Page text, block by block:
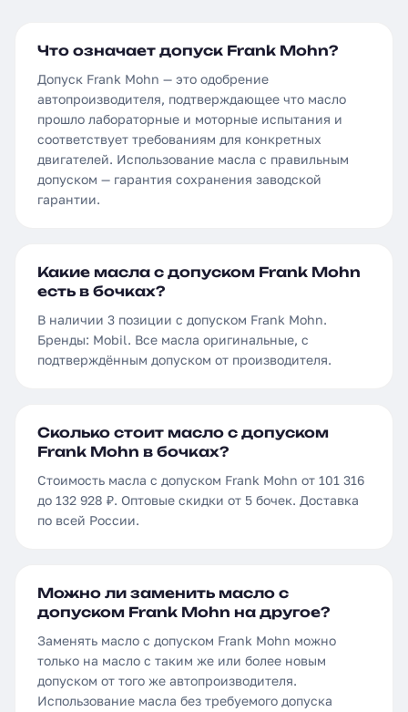
Что означает допуск Frank Mohn?
Допуск Frank Mohn — это одобрение
автопроизводителя, подтверждающее что масло
прошло лабораторные и моторные испытания и
соответствует требованиям для конкретных
двигателей. Использование масла с правильным
допуском — гарантия сохранения заводской
гарантии.
Какие масла с допуском Frank Mohn
есть в бочках?
В наличии 3 позиции с допуском Frank Mohn.
Бренды: Mobil. Все масла оригинальные, с
подтверждённым допуском от производителя.
Сколько стоит масло с допуском
Frank Mohn в бочках?
Стоимость масла с допуском Frank Mohn от 101 316
до 132 928 ₽. Оптовые скидки от 5 бочек. Доставка
по всей России.
Можно ли заменить масло с
допуском Frank Mohn на другое?
Заменять масло с допуском Frank Mohn можно
только на масло с таким же или более новым
допуском от того же автопроизводителя.
Использование масла без требуемого допуска